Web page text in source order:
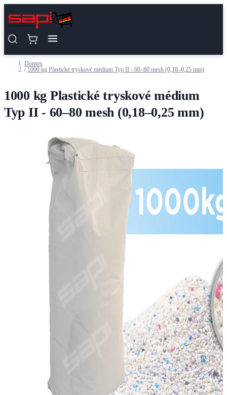
Domov
/ 1000 kg Plastické tryskové médium Typ II - 60–80 mesh (0,18–0,25 mm)
1000 kg Plastické tryskové médium
Typ II - 60–80 mesh (0,18–0,25 mm)